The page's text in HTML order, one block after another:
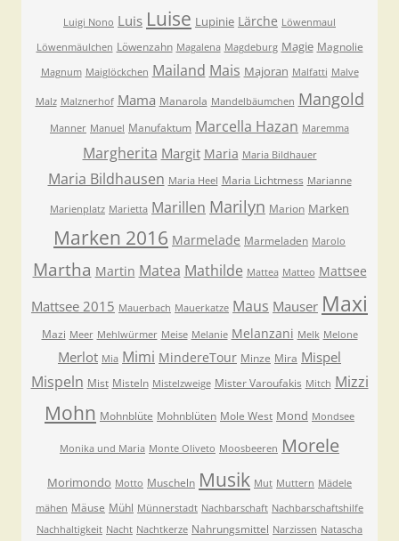
Luigi Nono Luis Luise Lupinie Lärche Löwenmaul
Löwenmäulchen Löwenzahn Magalena Magdeburg Magie Magnolie
Magnum Maiglöckchen Mailand Mais Majoran Malfatti Malve
Malz Malznerhof Mama Manarola Mandelbäumchen Mangold
Manner Manuel Manufaktum Marcella Hazan Maremma
Margherita Margit Maria Maria Bildhauer
Maria Bildhausen Maria Heel Maria Lichtmess Marianne
Marienplatz Marietta Marillen Marilyn Marion Marken
Marken 2016 Marmelade Marmeladen Marolo
Martha Martin Matea Mathilde Mattea Matteo Mattsee
Mattsee 2015 Mauerbach Mauerkatze Maus Mauser Maxi
Mazi Meer Mehlwürmer Meise Melanie Melanzani Melk Melone
Merlot Mia Mimi MindereTour Minze Mira Mispel
Mispeln Mist Misteln Mistelzweige Mister Varoufakis Mitch Mizzi
Mohn Mohnblüte Mohnblüten Mole West Mond Mondsee
Monika und Maria Monte Oliveto Moosbeeren Morele
Morimondo Motto Muscheln Musik Mut Muttern Mädele
mähen Mäuse Mühl Münnerstadt Nachbarschaft Nachbarschaftshilfe
Nachhaltigkeit Nacht Nachtkerze Nahrungsmittel Narzissen Natascha